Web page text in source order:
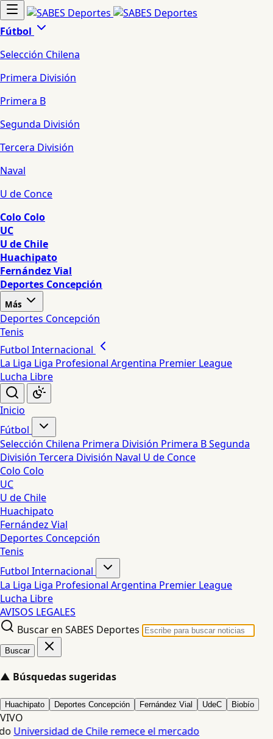
Fútbol
Selección Chilena
Primera División
Primera B
Segunda División
Tercera División
Naval
U de Conce
Colo Colo
UC
U de Chile
Huachipato
Fernández Vial
Deportes Concepción
Más
Deportes Concepción
Tenis
Futbol Internacional
La Liga Liga Profesional Argentina Premier League
Lucha Libre
Inicio
Fútbol
Selección Chilena Primera División Primera BSegunda
División Tercera División Naval U de Conce
Colo Colo
UC
U de Chile
Huachipato
Fernández Vial
Deportes Concepción
Tenis
Futbol Internacional
La Liga Liga Profesional Argentina Premier League
Lucha Libre
AVISOS LEGALES
Buscar en SABES Deportes
Buscar
▲ Búsquedas sugeridas
Huachipato Deportes Concepción Fernández Vial UdeC Biobío
VIVO
Universidad de Chile remece el mercado